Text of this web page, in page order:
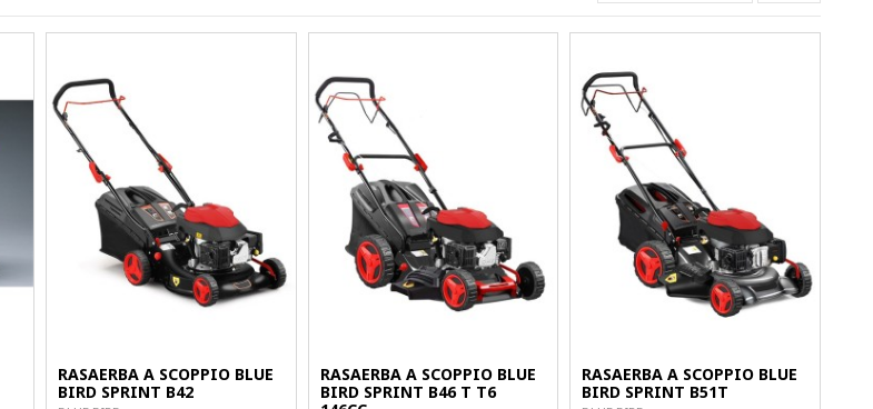
RASAERBA A SCOPPIO BLUE
BIRD SPRINT B42
RASAERBA A SCOPPIO BLUE
BIRD SPRINT B46 T T6
RASAERBA A SCOPPIO BLUE
BIRD SPRINT B51T